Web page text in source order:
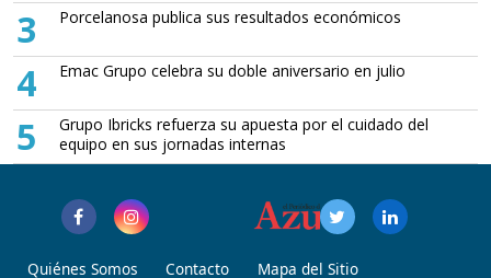
3 Porcelanosa publica sus resultados económicos
4 Emac Grupo celebra su doble aniversario en julio
5
Grupo Ibricks refuerza su apuesta por el cuidado del
equipo en sus jornadas internas
Quiénes Somos Contacto Mapa del Sitio